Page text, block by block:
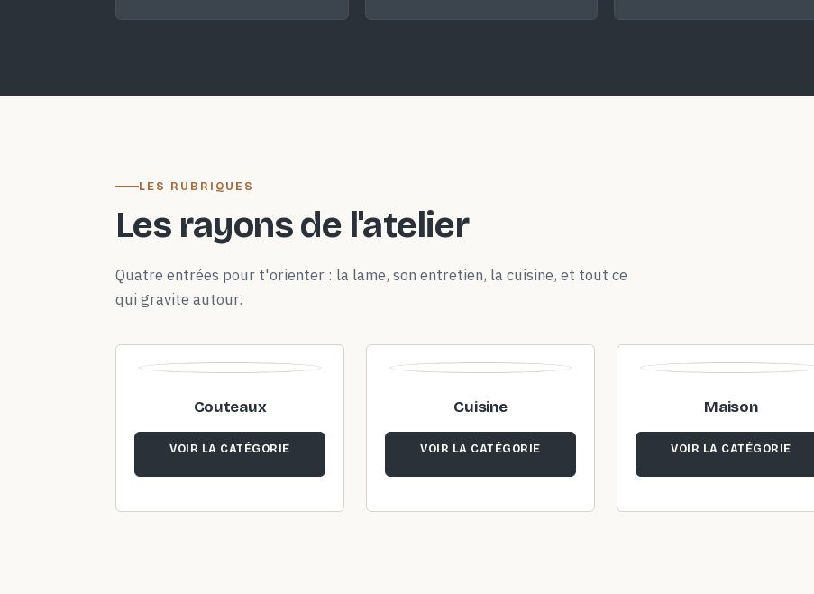
LES RUBRIQUES
Les rayons de l'atelier
Quatre entrées pour t'orienter : la lame, son entretien, la cuisine, et tout ce
qui gravite autour.
Couteaux
VOIR LA CATÉGORIE
Cuisine
VOIR LA CATÉGORIE
Maison
VOIR LA CATÉGORIE